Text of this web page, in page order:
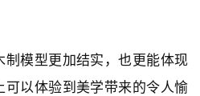
制模型更加结实，也更能体现
以体验到美学带来的令人愉